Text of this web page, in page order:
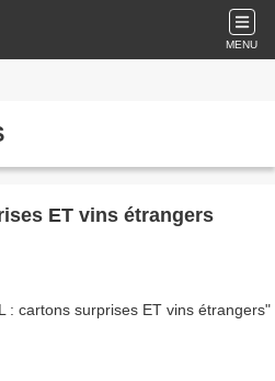
MENU
ET vins étrangers